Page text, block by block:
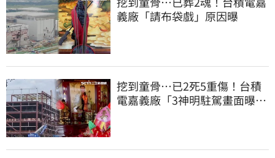
義廠「請布袋戲」原因曝
挖到童骨…已2死5重傷！台積
電嘉義廠「3神明駐駕畫面曝